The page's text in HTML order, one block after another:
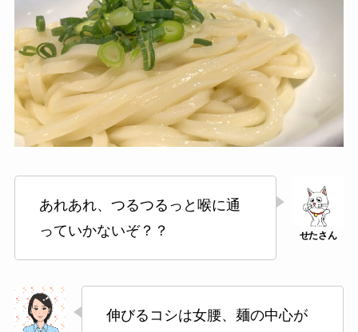
あれあれ、つるつるっと喉に通
っていかないぞ？？
伸びるコシは女腰、麺の中心が